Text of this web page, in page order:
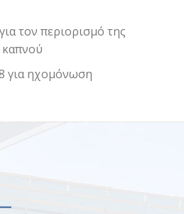
τον περιορισμό της
για ηχομόνωση